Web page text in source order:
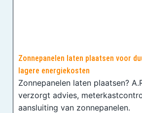
Zonnepanelen laten plaatsen voor
lagere energiekosten
Zonnepanelen laten plaatsen?
verzorgt advies,
aansluiting van zonnepanelen.